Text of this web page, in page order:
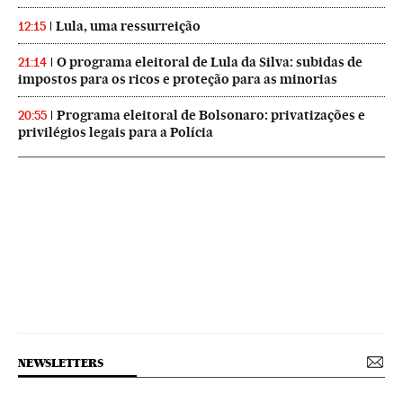
12:15 Lula, uma ressurreição
21:14
O programa eleitoral de Lula da Silva: subidas de
impostos para os ricos e proteção para as minorias
20:55
Programa eleitoral de Bolsonaro: privatizações e
privilégios legais para a Polícia
NEWSLETTERS